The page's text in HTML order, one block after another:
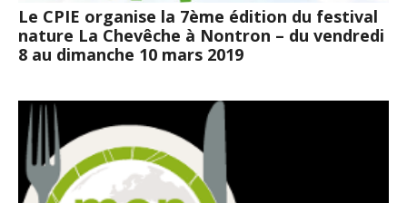
Le CPIE organise la 7ème édition du festival
nature La Chevêche à Nontron – du vendredi
8 au dimanche 10 mars 2019